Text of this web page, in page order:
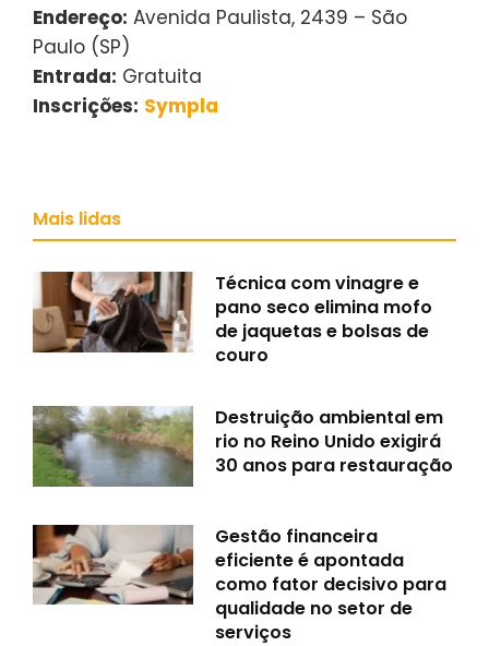
Endereço: Avenida Paulista, 2439 – São
Paulo (SP)
Entrada: Gratuita
Inscrições: Sympla
Mais lidas
Técnica com vinagre e
pano seco elimina mofo
de jaquetas e bolsas de
couro
Destruição ambiental em
rio no Reino Unido exigirá
30 anos para restauração
Gestão financeira
eficiente é apontada
como fator decisivo para
qualidade no setor de
serviços